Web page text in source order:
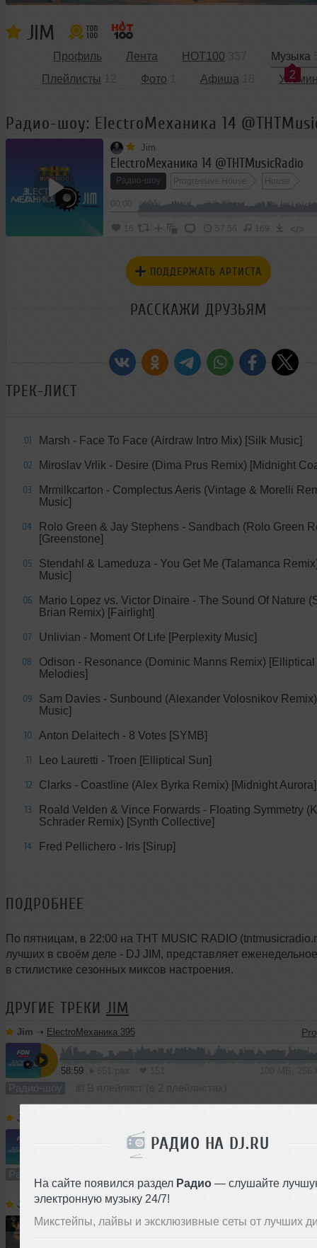
РАДИО НА DJ.RU
На сайте появился раздел Радио — слушайте
электронную музыку 24/7!
Микстейпы, лайвы и эксклюзивные сеты от лучших
JIM
Профиль Лента HOT100
Музыка
2
Плейлисты
Фото Афиша
Радио-шоу: ElectroМеханика 14
Jim
ElectroМеханика 14 @THTMusicRadio
Радио-шоу Progressive House House
16 57:56 169 </>
ПОДДЕРЖАТЬ АРТИСТА
РАССКАЖИ ДРУЗЬЯМ
ТРЕК-ЛИСТ
01 Marsh - Face To Face (Airdraw Intro Mix) [Silk Music]
02 Miroslav Vrlik - Desire (Dima Prus Remix) [Midnight
03
Mrmilkcarton - Complectus Aeris (Vintage & Morelli
Music]
04
Rolo Green & Jay Stephens - Sandbach (Rolo Green
[Greenstone]
05
Stendahl & Lameduza - You Get Me (Talamanca
Music]
06
Mario Lopez vs. Victor Dinaire - The Sound Of Nature
Brian Remix) [Fairlight]
07 Unlivian - Moment Of Life [Perplexity Music]
08
Odison - Resonance (Dominic Manns Remix)
Melodies]
09
Sam Davies - Sunbound (Alexander Volosnikov
Music]
10 Anton Delaitech - 8 Votes [SYMB]
11 Leo Lauretti - Troen [Elliptical Sun]
12 Clarks - Coastline (Alex Byrka Remix) [Midnight Aurora]
13
Roald Velden & Vince Forwards - Floating Symmetry
Schrader Remix) [Synth Collective]
14 Fred Pellichero - Iris [Sirup]
ПОДРОБНЕЕ
По пятницам, в 22:00 на THT MUSIC RADIO
лучших в своём деле - DJ JIM, представляет
в стилистике сезонных миксов настроения.
ДРУГИЕ ТРЕКИ JIM
Jim ➝ ElectroМеханика 395
58:59
Радио-шоу
Jim
1689 раз
Радио-шоу
Jim ➝Summer Lights 2026